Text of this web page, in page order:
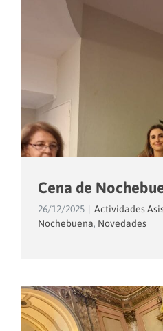
Cena de
26/12/2025 Actividades
Nochebuena, Novedades